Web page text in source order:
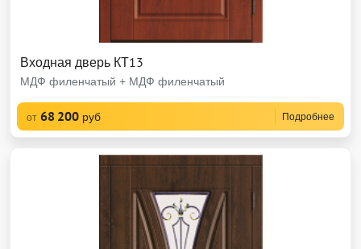
Входная дверь КТ13
МДФ филенчатый + МДФ филенчатый
от 68 200 руб Подробнее